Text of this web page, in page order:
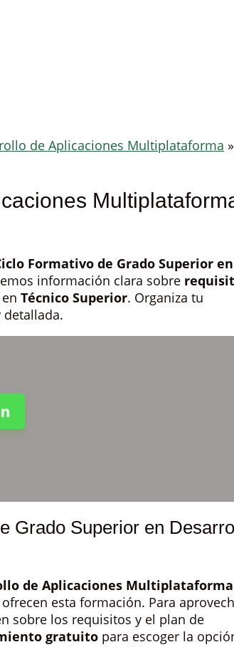
de Aplicaciones Multiplataforma »
Formativo de Grado Superior en
información clara sobre
Técnico Superior. Organiza tu
Grado Superior en
de Aplicaciones
esta formación. Para
sobre los requisitos y el plan de
gratuito para escoger la